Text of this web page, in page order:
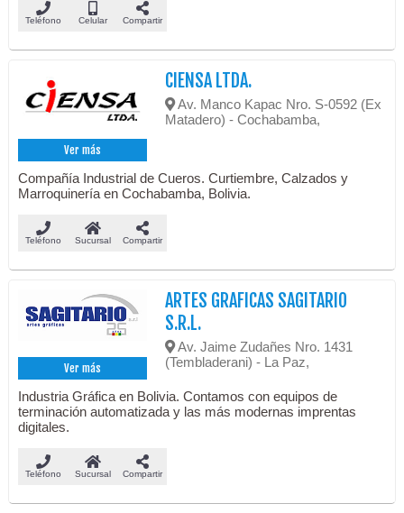
Teléfono Celular Compartir
Ver más
CIENSA LTDA.
Av. Manco Kapac Nro. S-0592 (Ex
Matadero) - Cochabamba,
Compañía Industrial de Cueros. Curtiembre, Calzados y
Marroquinería en Cochabamba, Bolivia.
Teléfono Sucursal Compartir
Ver más
ARTES GRAFICAS SAGITARIO
S.R.L.
Av. Jaime Zudañes Nro. 1431
(Tembladerani) - La Paz,
Industria Gráfica en Bolivia. Contamos con equipos de
terminación automatizada y las más modernas imprentas
digitales.
Teléfono Sucursal Compartir